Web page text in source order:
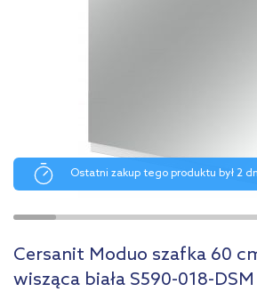
Ostatni zakup tego produktu był 2
Cersanit Moduo szafka 60
wisząca biała S590-018-DSM